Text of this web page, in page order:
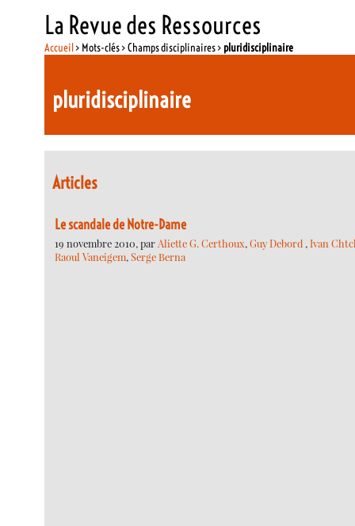
La Revue des Ressources
Accueil> Mots-clés > Champs disciplinaires > pluridisciplinaire
pluridisciplinaire
Articles
Le scandale de Notre-Dame
19 novembre 2010, parAliette G. Certhoux,Guy Debord ,Ivan
Raoul Vaneigem,Serge Berna